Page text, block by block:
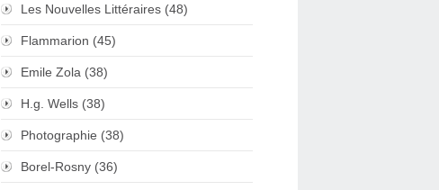
Les Nouvelles Littéraires (48)
Flammarion (45)
Emile Zola (38)
H.g. Wells (38)
Photographie (38)
Borel-Rosny (36)